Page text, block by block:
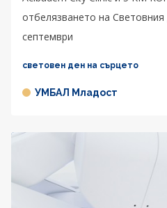
отбелязването на
септември
световен ден на сърцето
УМБАЛ Младост